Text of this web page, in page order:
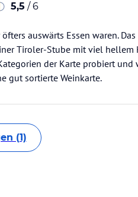
5,5 / 6
auswärts Essen waren. Das
Tiroler-Stube mit viel hellem
der Karte probiert und
gut sortierte Weinkarte.
(1)